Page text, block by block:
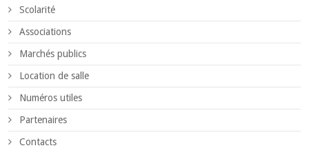
Scolarité
Associations
Marchés publics
Location de salle
Numéros utiles
Partenaires
Contacts